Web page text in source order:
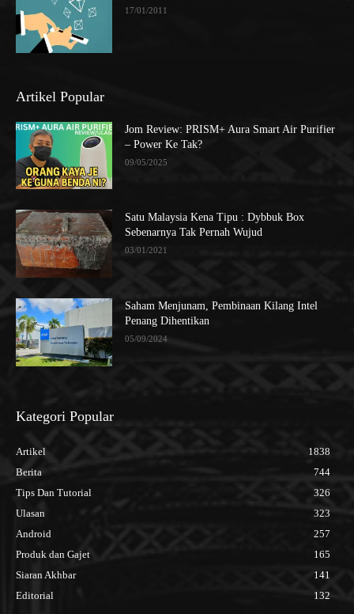
17/01/2011
Artikel Popular
Jom Review: PRISM+ Aura Smart Air Purifier
– Power Ke Tak?
09/05/2025
Satu Malaysia Kena Tipu : Dybbuk Box
Sebenarnya Tak Pernah Wujud
03/01/2021
Saham Menjunam, Pembinaan Kilang Intel
Penang Dihentikan
05/09/2024
Kategori Popular
Artikel
1838
Berita
744
Tips Dan Tutorial
326
Ulasan
323
Android
257
Produk dan Gajet
165
Siaran Akhbar
141
Editorial
132